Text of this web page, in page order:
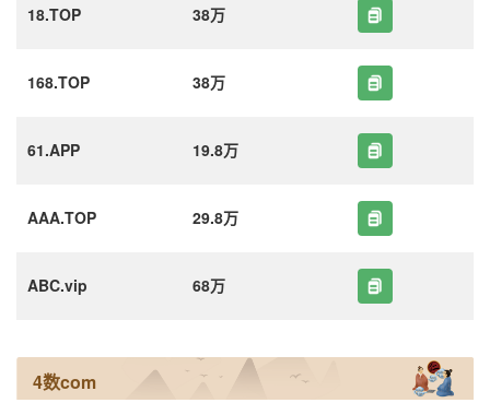
18.TOP 38万
168.TOP 38万
61.APP 19.8万
AAA.TOP 29.8万
ABC.vip 68万
4数com